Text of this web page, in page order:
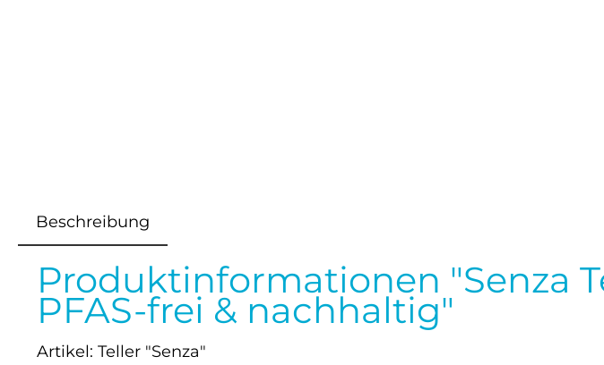
Beschreibung
Produktinformationen "Senza
PFAS-frei & nachhaltig"
Artikel: Teller "Senza"